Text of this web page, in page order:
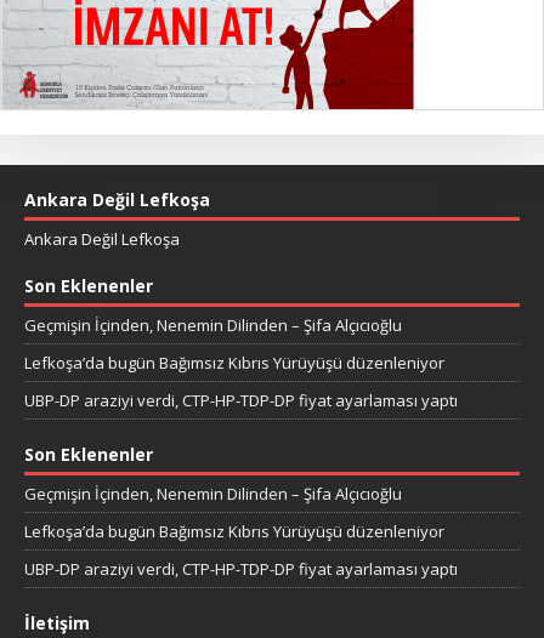
Ankara Değil Lefkoşa
Ankara Değil Lefkoşa
Son Eklenenler
Geçmişin İçinden, Nenemin Dilinden – Şifa Alçıcıoğlu
Lefkoşa’da bugün Bağımsız Kıbrıs Yürüyüşü düzenleniyor
UBP-DP araziyi verdi, CTP-HP-TDP-DP fiyat ayarlaması yaptı
Son Eklenenler
Geçmişin İçinden, Nenemin Dilinden – Şifa Alçıcıoğlu
Lefkoşa’da bugün Bağımsız Kıbrıs Yürüyüşü düzenleniyor
UBP-DP araziyi verdi, CTP-HP-TDP-DP fiyat ayarlaması yaptı
İletişim